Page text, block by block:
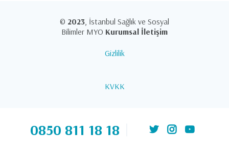
© 2023, İstanbul Sağlık ve Sosyal
Bilimler MYO Kurumsal İletişim
Gizlilik
KVKK
0850 811 18 18